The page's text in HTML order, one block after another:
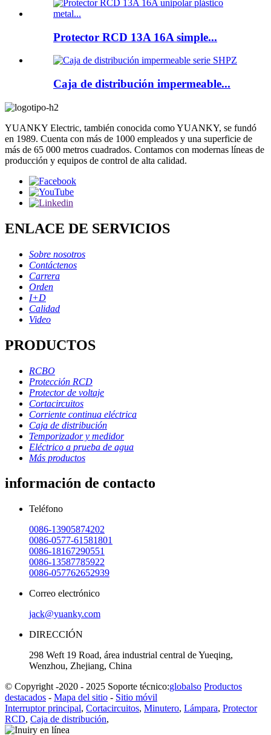
Protector RCD 13A 16A simple...
Caja de distribución impermeable...
YUANKY Electric, también conocida como YUANKY, se fundó
en 1989. Cuenta con más de 1000 empleados y una superficie de
más de 65 000 metros cuadrados. Contamos con modernas líneas de
producción y equipos de control de alta calidad.
ENLACE DE SERVICIOS
Sobre nosotros
Contáctenos
Carrera
Orden
I+D
Calidad
Video
PRODUCTOS
RCBO
Protección RCD
Protector de voltaje
Cortacircuitos
Corriente continua eléctrica
Caja de distribución
Temporizador y medidor
Eléctrico a prueba de agua
Más productos
información de contacto
Teléfono
0086-13905874202
0086-0577-61581801
0086-18167290551
0086-13587785922
0086-057762652939
Correo electrónico
jack@yuanky.com
DIRECCIÓN
298 Weft 19 Road, área industrial central de Yueqing,
Wenzhou, Zhejiang, China
© Copyright -2020 - 2025 Soporte técnico:globalso Productos
destacados - Mapa del sitio - Sitio móvil
Interruptor principal, Cortacircuitos, Minutero, Lámpara, Protector
RCD, Caja de distribución,